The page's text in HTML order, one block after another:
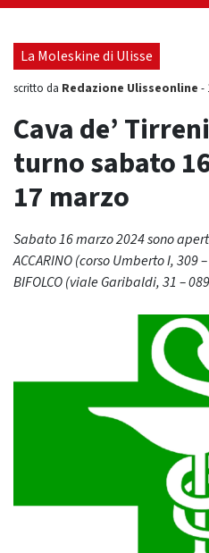
Mare, giornata
alla fase europea
La Moleskine di Ulisse
scritto da Redazione Ulisseonline -
Cava de’
turno sabato
17 marzo
Sabato 16 marzo 2024 sono
ACCARINO (corso Umberto I, 309
BIFOLCO (viale Garibaldi, 31 –